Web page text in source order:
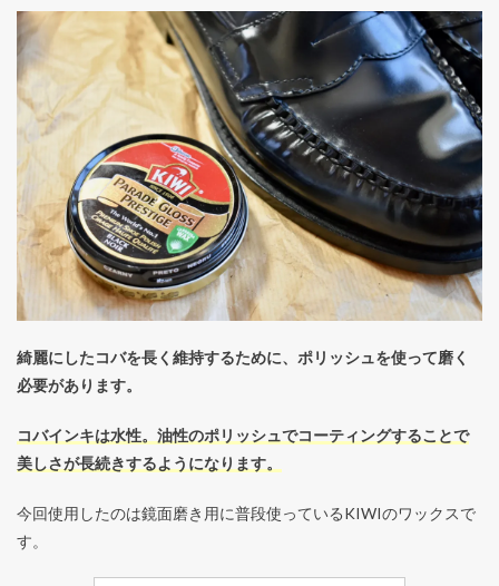
綺麗にしたコバを長く維持するために、ポリッシュを使って磨く
必要があります。
コバインキは水性。油性のポリッシュでコーティングすることで
美しさが長続きするようになります。
今回使用したのは鏡面磨き用に普段使っているKIWIのワックスで
す。